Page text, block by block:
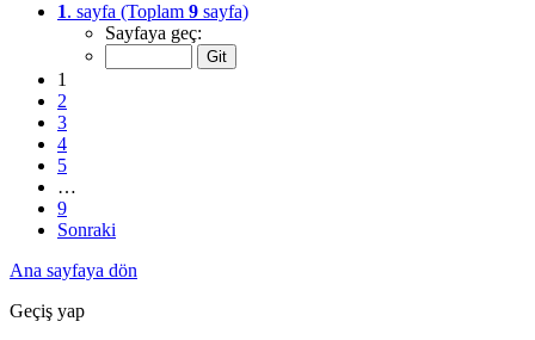
1. sayfa (Toplam 9 sayfa)
Sayfaya geç:
1
2
3
4
5
…
9
Sonraki
Ana sayfaya dön
Geçiş yap